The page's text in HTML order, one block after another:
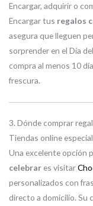
Encargar, adquirir o
Encargar tus regalos
asegura que lleguen
sorprender en el Día
compra al menos 10
frescura.
3. Dónde comprar
Tiendas online
Una excelente opción
celebrar es visitar
personalizados con
directo a domicilio. Su